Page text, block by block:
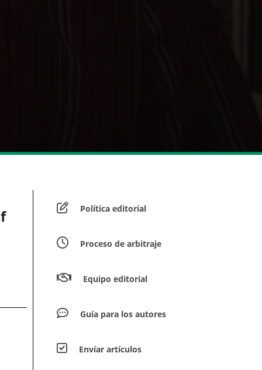
Política editorial
Proceso de arbitraje
Equipo editorial
Guía para los autores
Envíar artículos